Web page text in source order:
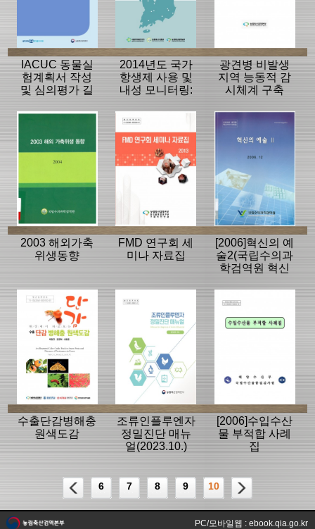
IACUC 동물실
험계획서 작성
및 심의평가 길
for the Animal
2014년도 국가
항생제 사용 및
내성 모니터링:
품
광견병 비발생
지역 능동적 감
시체계 구축
2003 해외가축
위생동향
FMD 연구회 세
미나 자료집
[2006]혁신의 예
술2(국립수의과
학검역원 혁신
집)
수출단감병해충
원색도감
조류인플루엔자
정밀진단 매뉴
얼(2023.10.)
[2006]수입수산
물 부적합 사례
집
6 7 8 9 10
PC/모바일웹 : ebook.qia.go.kr